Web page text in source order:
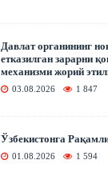
Давлат органининг
етказилган зарарни
механизми жорий
03.08.2026 1 847
Ўзбекистонга
01.08.2026 1 594